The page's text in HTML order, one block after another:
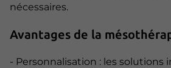
nécessaires.
Avantages de la
- Personnalisation : les